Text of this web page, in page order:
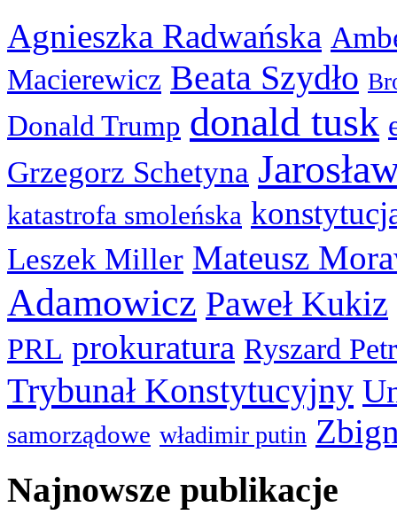
Agnieszka Radwańska
Macierewicz Beata Szydło
Donald Trump donald tusk
Grzegorz Schetyna
katastrofa smoleńska
Leszek Miller Mateusz
Adamowicz Paweł Kukiz
PRL prokuratura Ryszard
Trybunał Konstytucyjny
samorządowe władimir putin
Najnowsze publikacje